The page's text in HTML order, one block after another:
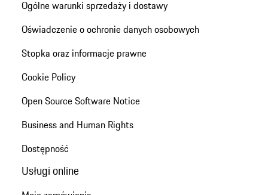
Ogólne warunki sprzedaży i dostawy
Oświadczenie o ochronie danych osobowych
Stopka oraz informacje prawne
Cookie Policy
Open Source Software Notice
Business and Human Rights
Dostępność
Usługi online